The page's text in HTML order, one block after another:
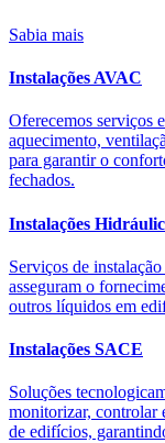
Sabia mais
Instalações AVAC
Oferecemos serviços
aquecimento,
para garantir o
fechados.
Instalações
Serviços de
asseguram o
outros líquidos em
Instalações SACE
Soluções
monitorizar, controlar
de edifícios,